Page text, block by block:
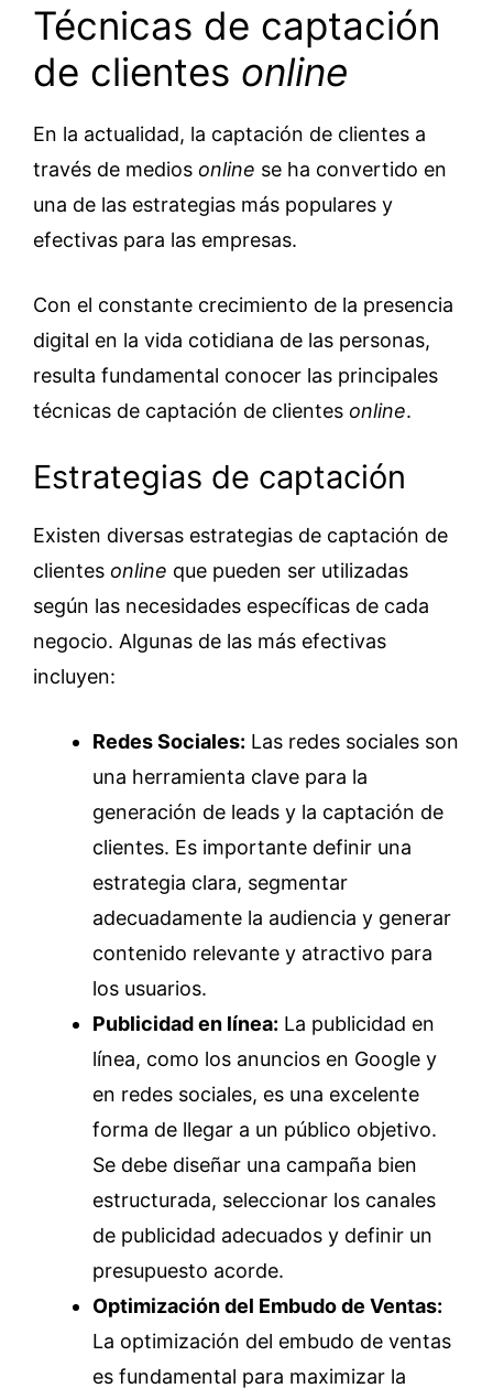
Técnicas de captación
de clientes online
En la actualidad, la captación de clientes a
través de medios online se ha convertido en
una de las estrategias más populares y
efectivas para las empresas.
Con el constante crecimiento de la presencia
digital en la vida cotidiana de las personas,
resulta fundamental conocer las principales
técnicas de captación de clientes online.
Estrategias de captación
Existen diversas estrategias de captación de
clientes online que pueden ser utilizadas
según las necesidades específicas de cada
negocio. Algunas de las más efectivas
incluyen:
Redes Sociales: Las redes sociales son
una herramienta clave para la
generación de leads y la captación de
clientes. Es importante definir una
estrategia clara, segmentar
adecuadamente la audiencia y generar
contenido relevante y atractivo para
los usuarios.
Publicidad en línea: La publicidad en
línea, como los anuncios en Google y
en redes sociales, es una excelente
forma de llegar a un público objetivo.
Se debe diseñar una campaña bien
estructurada, seleccionar los canales
de publicidad adecuados y definir un
presupuesto acorde.
Optimización del Embudo de Ventas:
La optimización del embudo de ventas
es fundamental para maximizar la